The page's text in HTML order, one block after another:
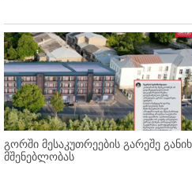
გორში მესაკუთრეების გარეშე
მშენებლობას